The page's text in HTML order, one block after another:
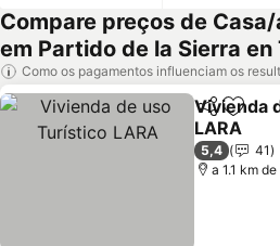
Compare preços de
em Partido de la Sierra en
Como os pagamentos influenciam os
Partilhar
Vivienda
LARA
Ver preços
5,4
41
a 1.1 km